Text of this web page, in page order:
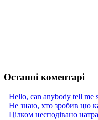
Останні коментарі
Hello, can anybody tell me
Не знаю, хто зробив цю
Цілком несподівано